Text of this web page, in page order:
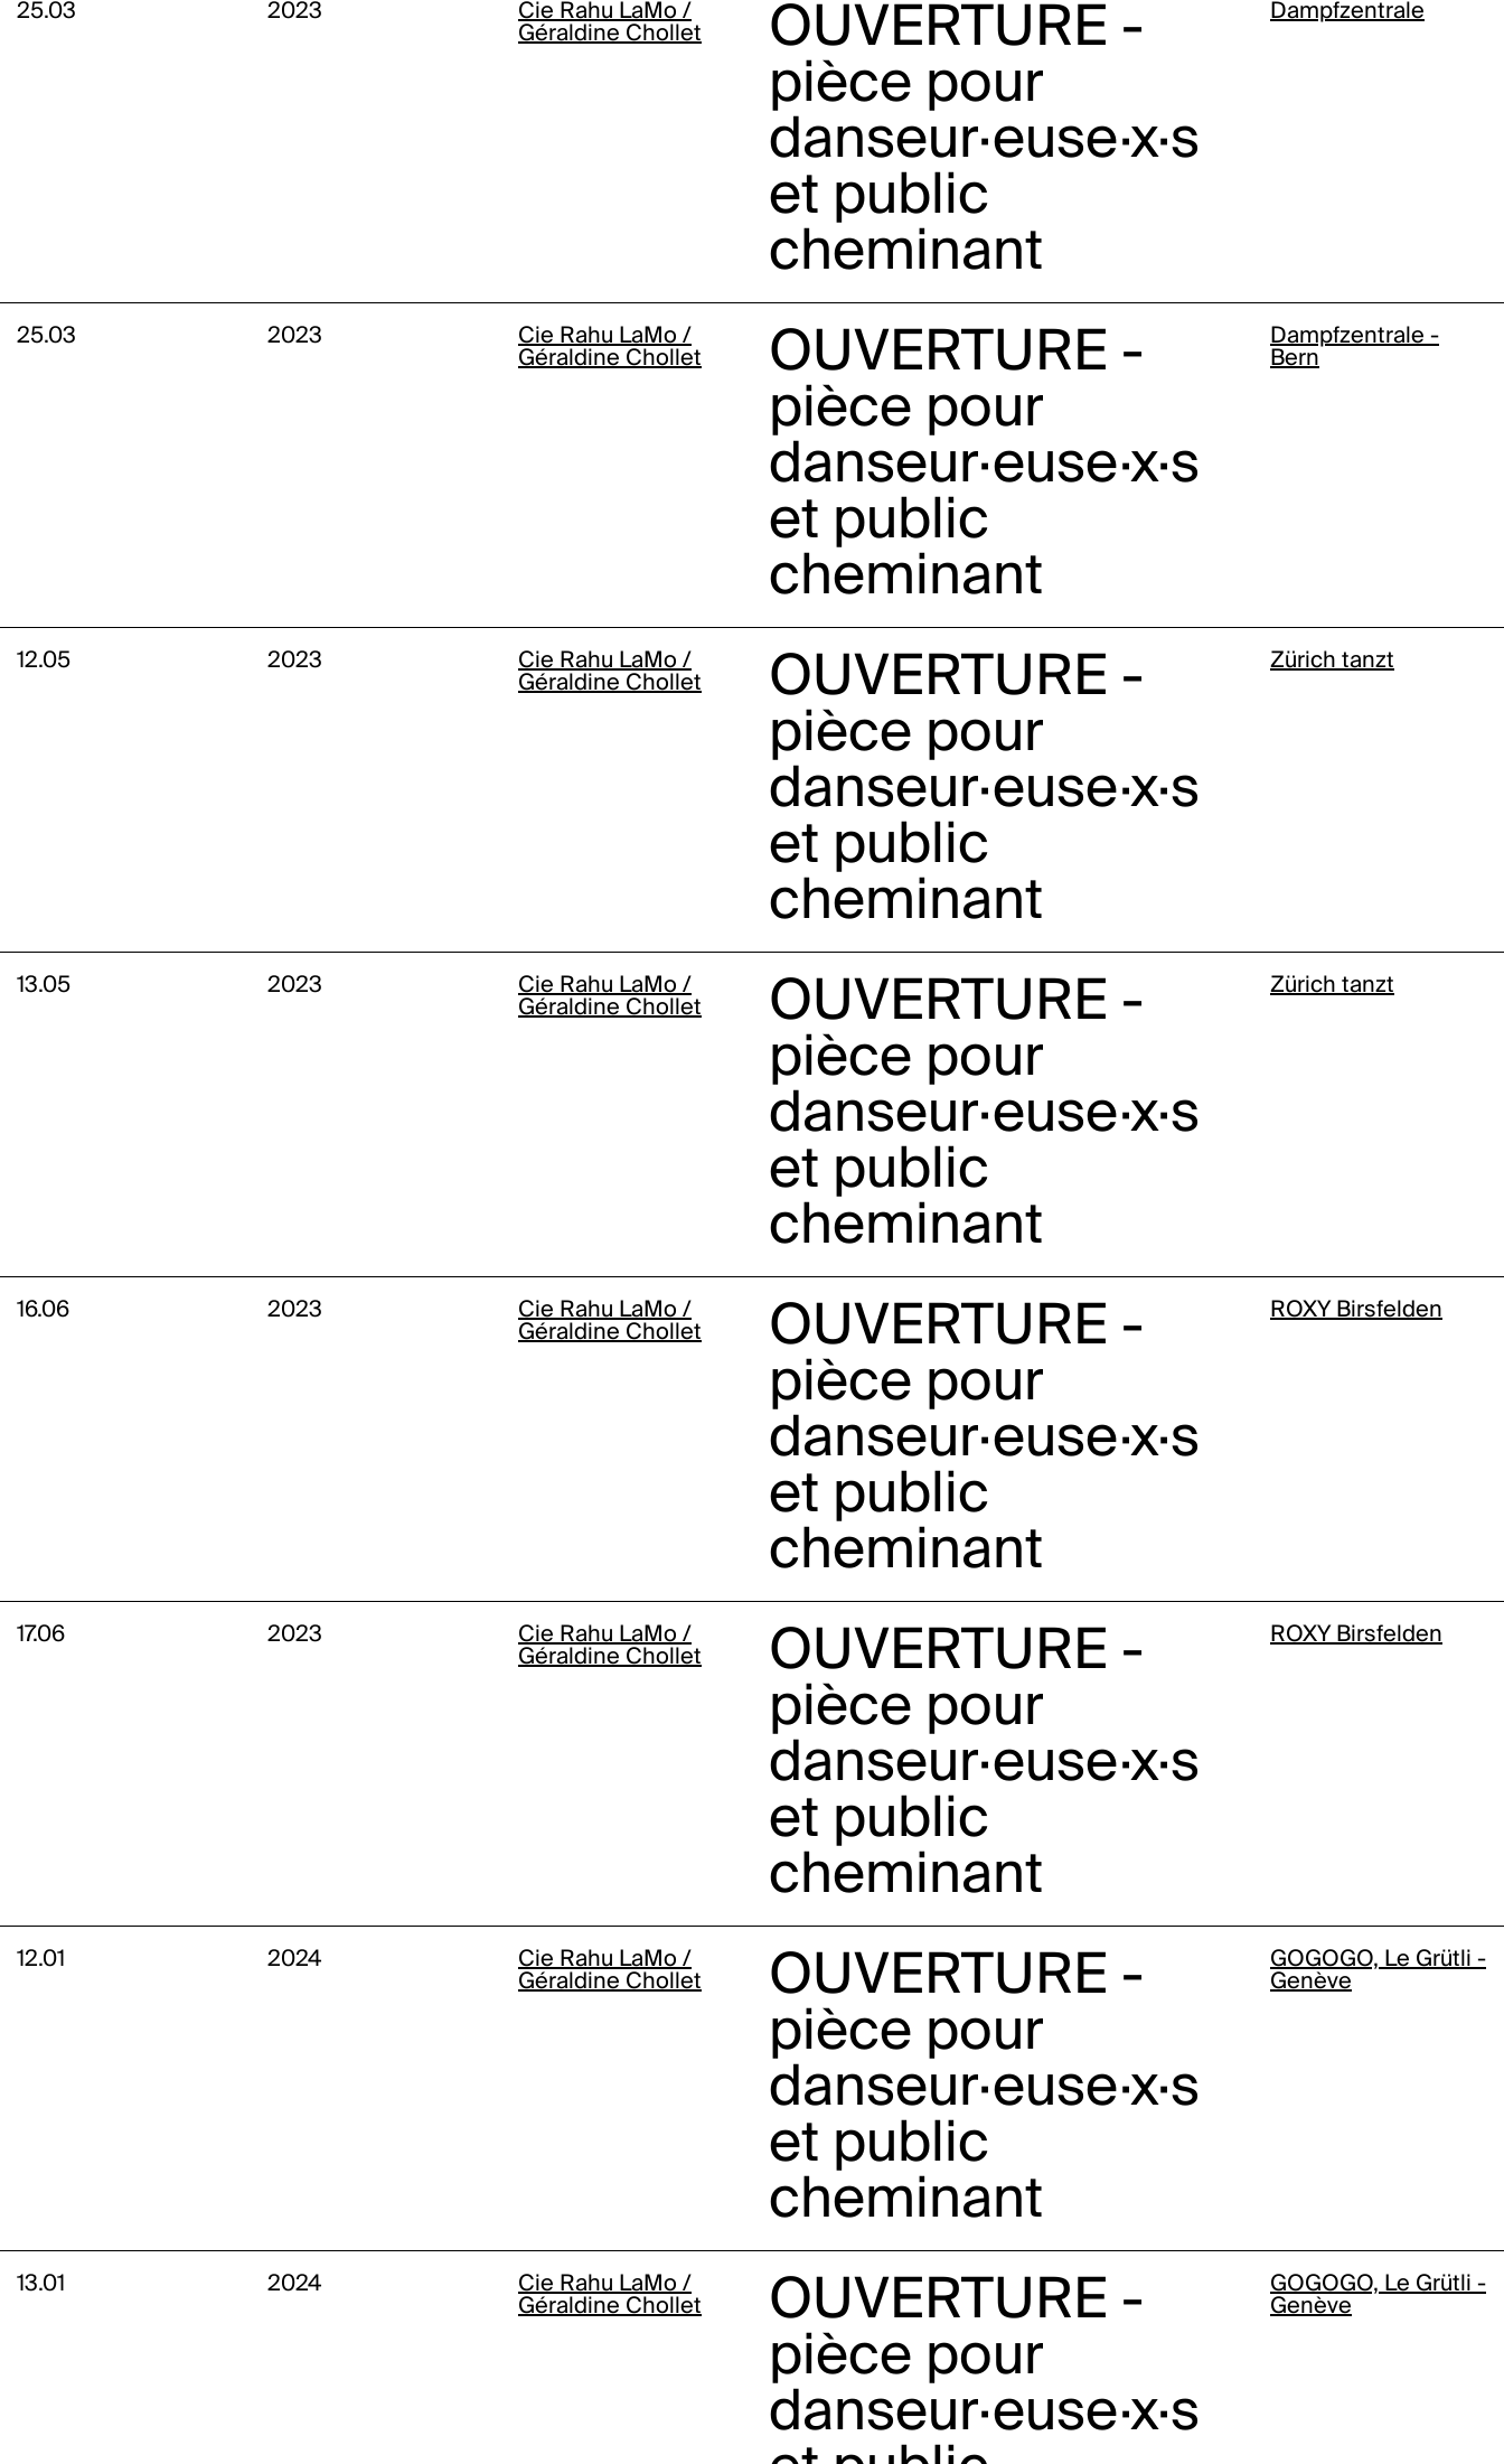
25.03 2023
Cie Rahu LaMo /
Géraldine Chollet
OUVERTURE -
pièce pour
danseur·euse·x·s
et public
cheminant
Dampfzentrale
25.03 2023
Cie Rahu LaMo /
Géraldine Chollet
OUVERTURE -
pièce pour
danseur·euse·x·s
et public
cheminant
Dampfzentrale -
Bern
12.05 2023
Cie Rahu LaMo /
Géraldine Chollet
OUVERTURE -
pièce pour
danseur·euse·x·s
et public
cheminant
Zürich tanzt
13.05 2023
Cie Rahu LaMo /
Géraldine Chollet
OUVERTURE -
pièce pour
danseur·euse·x·s
et public
cheminant
Zürich tanzt
16.06 2023
Cie Rahu LaMo /
Géraldine Chollet
OUVERTURE -
pièce pour
danseur·euse·x·s
et public
cheminant
ROXY Birsfelden
17.06 2023
Cie Rahu LaMo /
Géraldine Chollet
OUVERTURE -
pièce pour
danseur·euse·x·s
et public
cheminant
ROXY Birsfelden
12.01 2024
Cie Rahu LaMo /
Géraldine Chollet
OUVERTURE -
pièce pour
danseur·euse·x·s
et public
cheminant
GOGOGO, Le Grütli -
Genève
13.01 2024
Cie Rahu LaMo /
Géraldine Chollet
OUVERTURE -
pièce pour
danseur·euse·x·s
GOGOGO, Le Grütli -
Genève